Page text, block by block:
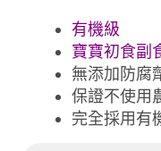
有機級
寶寶初食副
無添加防腐
保證不使用
完全採用有